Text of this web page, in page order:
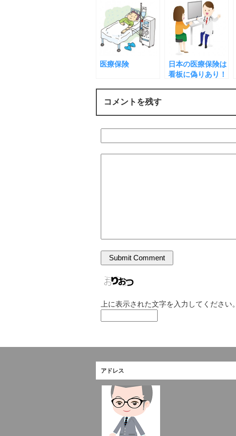
医療保険
日本の医療保険は
看板に偽りあり！
コメントを残す
上に表示された文字を入力してください。
アドレス